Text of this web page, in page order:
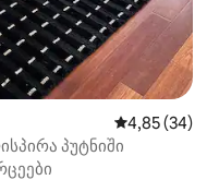
საშუალო
4,85 (34)
პუტნიში